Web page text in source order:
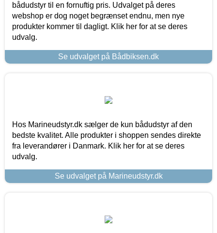
bådudstyr til en fornuftig pris. Udvalget på deres
webshop er dog noget begrænset endnu, men nye
produkter kommer til dagligt. Klik her for at se deres
udvalg.
Se udvalget på Bådbiksen.dk
Hos Marineudstyr.dk sælger de kun bådudstyr af den
bedste kvalitet. Alle produkter i shoppen sendes direkte
fra leverandører i Danmark. Klik her for at se deres
udvalg.
Se udvalget på Marineudstyr.dk